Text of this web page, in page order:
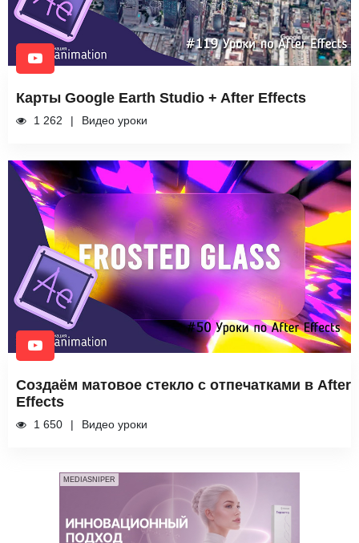
Карты Google Earth Studio + After Effects
1 262 Видео уроки
Создаём матовое стекло с отпечатками в After
Effects
1 650 Видео уроки
MEDIASNIPER